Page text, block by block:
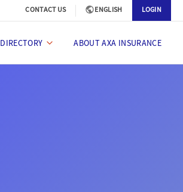
CONTACT US ENGLISH LOGIN
DIRECTORY ABOUT AXA INSURANCE